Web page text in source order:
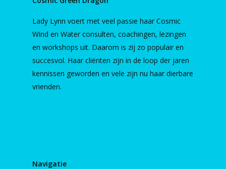
Lady Lynn voert met veel passie haar Cosmic
Wind en Water consulten, coachingen, lezingen
en workshops uit. Daarom is zij zo populair en
succesvol. Haar cliënten zijn in de loop der jaren
kennissen geworden en vele zijn nu haar dierbare
vrienden.
Navigatie